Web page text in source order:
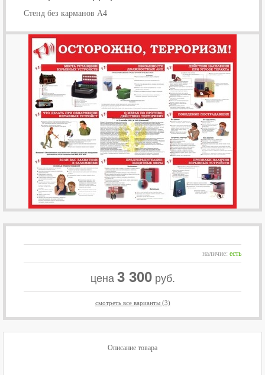
Стенд без карманов А4
наличие: есть
цена 3 300руб.
смотреть все варианты (3)
Описание товара